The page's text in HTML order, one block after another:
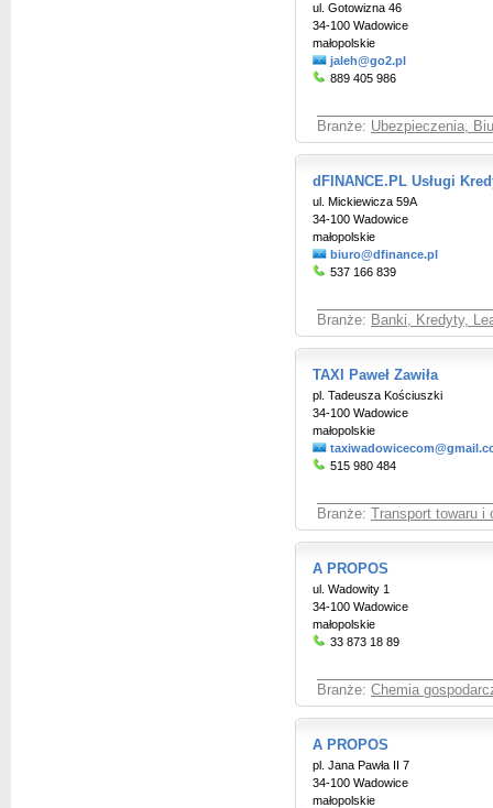
ul. Gotowizna 46
34-100 Wadowice
małopolskie
jaleh@go2.pl
889 405 986
Branże: Ubezpieczenia,
dFINANCE.PL Usługi
ul. Mickiewicza 59A
34-100 Wadowice
małopolskie
biuro@dfinance.pl
537 166 839
Branże: Banki, Kredyty,
TAXI Paweł Zawiła
pl. Tadeusza Kościuszki
34-100 Wadowice
małopolskie
515 980 484
Branże: Transport towaru
A PROPOS
ul. Wadowity 1
34-100 Wadowice
małopolskie
33 873 18 89
Branże: Chemia
A PROPOS
pl. Jana Pawła II 7
34-100 Wadowice
małopolskie